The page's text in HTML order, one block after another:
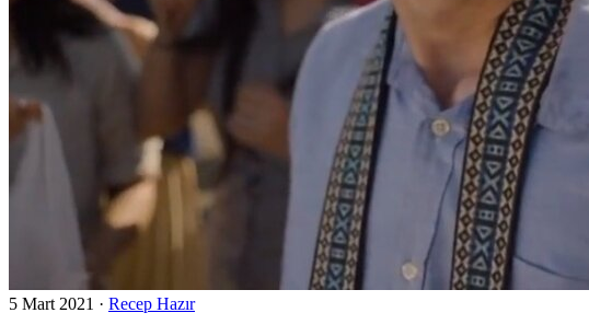
5 Mart 2021 · Recep Hazır